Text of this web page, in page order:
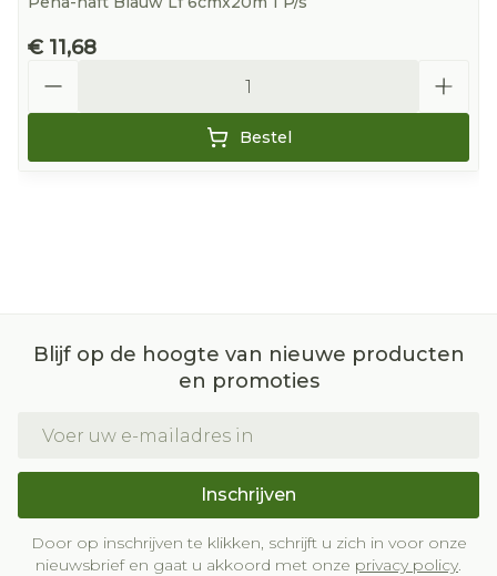
€ 11,68
Bestel
Blijf op de hoogte van nieuwe producten
en promoties
Inschrijven
Door op inschrijven te klikken, schrijft u zich in voor onze
nieuwsbrief en gaat u akkoord met onze privacy policy.